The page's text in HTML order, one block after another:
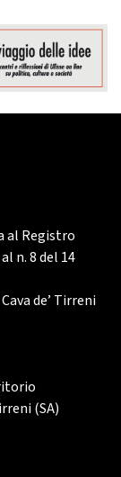
al Registro
n. 8 del 14
de’ Tirreni
(SA)